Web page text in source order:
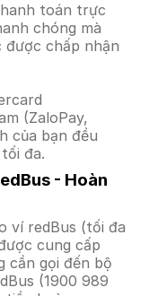
toán trực
chóng mà
được chấp nhận
(ZaloPay,
của bạn đều
đa.
- Hoàn
ví redBus (tối đa
cung cấp
cần gọi đến bộ
(1900 989